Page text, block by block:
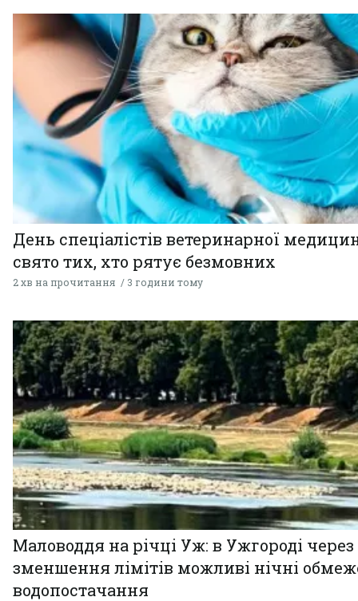
День спеціалістів ветеринарної
свято тих, хто рятує безмовних
2 хв на прочитання 3 години тому
Маловоддя на річці Уж: в Ужгороді через
зменшення лімітів можливі нічні
водопостачання